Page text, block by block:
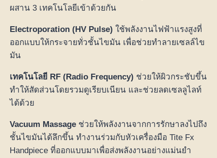
ผสาน 3 เทคโนโลยีเข้าด้วยกัน
Electroporation (HV Pulse) ใช้พลังงานไฟฟ้าแรงสูงที่
ออกแบบให้กระจายทั่วชั้นไขมัน เพื่อช่วยทำลายเซลล์ไข
มัน
เทคโนโลยี RF (Radio Frequency) ช่วยให้ผิวกระชับขึ้น
ทำให้สัดส่วนโดยรวมดูเรียบเนียน และช่วยลดเซลลูไลท์
ได้ด้วย
Vacuum Massage ช่วยให้พลังงานจากการรักษาลงไปถึง
ชั้นไขมันได้ลึกขึ้น ทำงานร่วมกับหัวเครื่องมือ Tite Fx
Handpiece ที่ออกแบบมาเพื่อส่งพลังงานอย่างแม่นยำ